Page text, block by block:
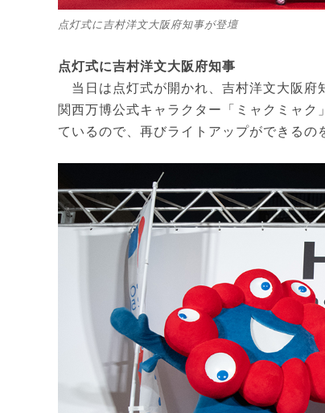
点灯式に吉村洋文大阪府知事が登壇
点灯式に吉村洋文大阪府知事
当日は点灯式が開かれ、吉村洋文大阪府
関西万博公式キャラクター「ミャクミャ
ているので、再びライトアップができるの